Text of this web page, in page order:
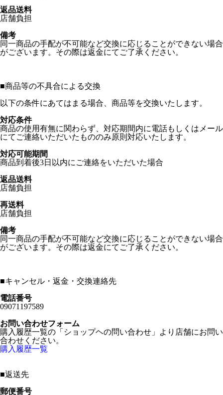
返品送料
店舗負担
備考
同一商品の手配が不可能など交換に応じることができない場合
がございます。その際は返金にてご了承ください。
■商品等の不具合による交換
以下の条件にあてはまる場合、商品等を交換いたします。
対応条件
商品の使用有無に関わらず、対応期間内に電話もしくはメール
にてご連絡いただいたもののみ原則対応いたします。
対応可能期間
商品到着後3日以内にご連絡をいただいた場合
返品送料
店舗負担
再送料
店舗負担
備考
同一商品の手配が不可能など交換に応じることができない場合
がございます。その際は返金にてご了承ください。
■キャンセル・返金・交換連絡先
電話番号
09071197589
お問い合わせフォーム
購入履歴一覧の「ショップヘの問い合わせ」より店舗にお問い
合わせください。
購入履歴一覧
■返送先
郵便番号